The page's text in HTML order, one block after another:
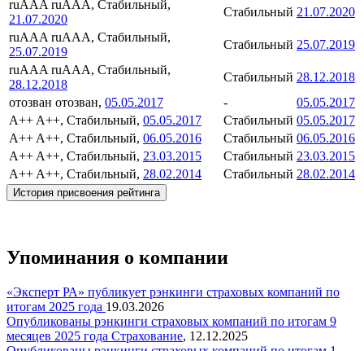
ruAAA ruAAA, Стабильный,
21.07.2020
Стабильный 21.07.2020
ruAAA ruAAA, Стабильный,
25.07.2019
Стабильный 25.07.2019
ruAAA ruAAA, Стабильный,
28.12.2018
Стабильный 28.12.2018
отозван отозван, 05.05.2017 -
05.05.2017
A++ A++, Стабильный, 05.05.2017 Стабильный 05.05.2017
A++ A++, Стабильный, 06.05.2016 Стабильный 06.05.2016
A++ A++, Стабильный, 23.03.2015 Стабильный 23.03.2015
A++ A++, Стабильный, 28.02.2014 Стабильный 28.02.2014
История присвоения рейтинга
Упоминания о компании
«Эксперт РА» публикует рэнкинги страховых компаний по
итогам 2025 года 19.03.2026
Опубликованы рэнкинги страховых компаний по итогам 9
месяцев 2025 года Страхование, 12.12.2025